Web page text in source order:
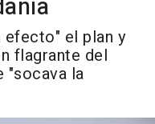
efecto" el plan y
flagrante del
"socava la